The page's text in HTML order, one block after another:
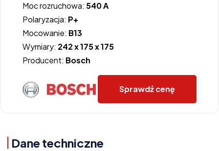
Moc rozruchowa: 540 A
Polaryzacja: P+
Mocowanie: B13
Wymiary: 242 x 175 x 175
Producent: Bosch
Sprawdź cenę
Dane techniczne